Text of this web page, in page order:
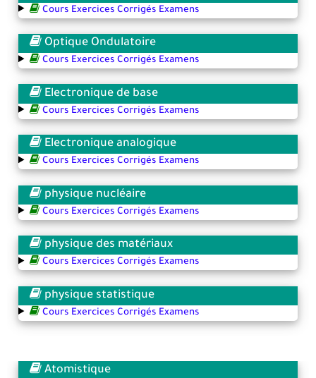
Cours Exercices Corrigés Examens
Optique Ondulatoire
Cours Exercices Corrigés Examens
Electronique de base
Cours Exercices Corrigés Examens
Electronique analogique
Cours Exercices Corrigés Examens
physique nucléaire
Cours Exercices Corrigés Examens
physique des matériaux
Cours Exercices Corrigés Examens
physique statistique
Cours Exercices Corrigés Examens
Atomistique